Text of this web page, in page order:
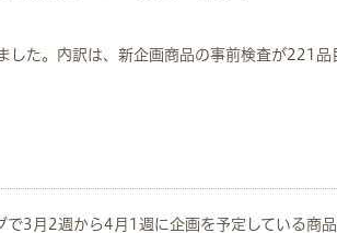
した。内訳は、新企画商品の事前検査が221
で3月2週から4月1週に企画を予定している商